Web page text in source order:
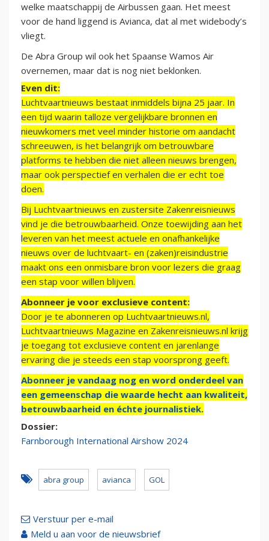
welke maatschappij de Airbussen gaan. Het meest
voor de hand liggend is Avianca, dat al met widebody’s
vliegt.
De Abra Group wil ook het Spaanse Wamos Air
overnemen, maar dat is nog niet beklonken.
Even dit:
Luchtvaartnieuws bestaat inmiddels bijna 25 jaar. In
een tijd waarin talloze vergelijkbare bronnen en
nieuwkomers met veel minder historie om aandacht
schreeuwen, is het belangrijk om betrouwbare
platforms te hebben die niet alleen nieuws brengen,
maar ook perspectief en verhalen die er echt toe
doen.
Bij Luchtvaartnieuws en zustersite Zakenreisnieuws
vind je die betrouwbaarheid. Onze toewijding aan het
leveren van het meest actuele en onafhankelijke
nieuws over de luchtvaart- en (zaken)reisindustrie
maakt ons een onmisbare bron voor lezers die graag
een stap voor willen blijven.
Abonneer je voor exclusieve content:
Door je te abonneren op Luchtvaartnieuws.nl,
Luchtvaartnieuws Magazine en Zakenreisnieuws.nl krijg
je toegang tot exclusieve content en jarenlange
ervaring die je steeds een stap voorsprong geeft.
Abonneer je vandaag nog en word onderdeel van
een gemeenschap die waarde hecht aan kwaliteit,
betrouwbaarheid en échte journalistiek.
Dossier:
Farnborough International Airshow 2024
abra group avianca GOL
Verstuur per e-mail
Meld u aan voor de nieuwsbrief